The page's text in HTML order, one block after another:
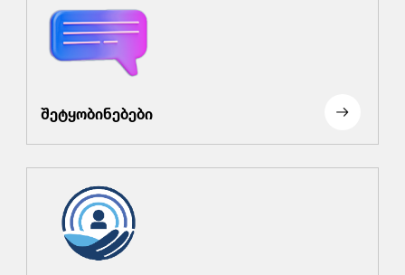
შეტყობინებები